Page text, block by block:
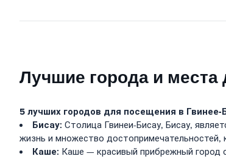
Лучшие города и места
5 лучших городов для посещения в Гвинее-
Бисау: Столица Гвинеи-Бисау, Бисау,
жизнь и множество
Каше: Каше — красивый прибрежный город